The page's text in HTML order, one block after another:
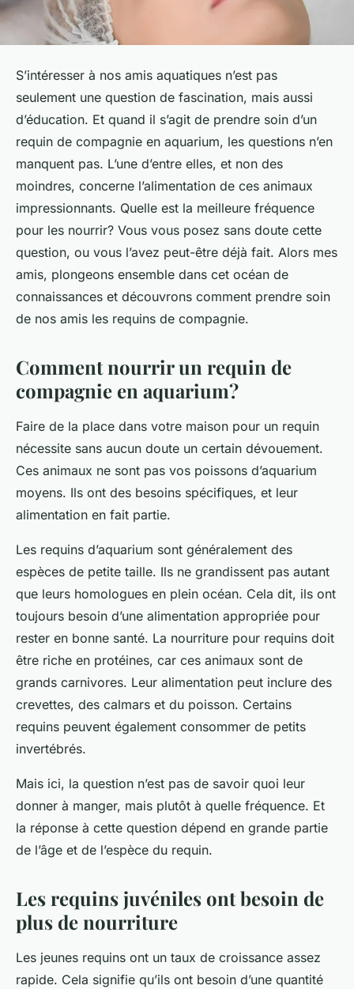
S’intéresser à nos amis aquatiques n’est pas
seulement une question de fascination, mais aussi
d’éducation. Et quand il s’agit de prendre soin d’un
requin de compagnie en aquarium, les questions n’en
manquent pas. L’une d’entre elles, et non des
moindres, concerne l’alimentation de ces animaux
impressionnants. Quelle est la meilleure fréquence
pour les nourrir? Vous vous posez sans doute cette
question, ou vous l’avez peut-être déjà fait. Alors mes
amis, plongeons ensemble dans cet océan de
connaissances et découvrons comment prendre soin
de nos amis les requins de compagnie.
Comment nourrir un requin de
compagnie en aquarium?
Faire de la place dans votre maison pour un requin
nécessite sans aucun doute un certain dévouement.
Ces animaux ne sont pas vos poissons d’aquarium
moyens. Ils ont des besoins spécifiques, et leur
alimentation en fait partie.
Les requins d’aquarium sont généralement des
espèces de petite taille. Ils ne grandissent pas autant
que leurs homologues en plein océan. Cela dit, ils ont
toujours besoin d’une alimentation appropriée pour
rester en bonne santé. La nourriture pour requins doit
être riche en protéines, car ces animaux sont de
grands carnivores. Leur alimentation peut inclure des
crevettes, des calmars et du poisson. Certains
requins peuvent également consommer de petits
invertébrés.
Mais ici, la question n’est pas de savoir quoi leur
donner à manger, mais plutôt à quelle fréquence. Et
la réponse à cette question dépend en grande partie
de l’âge et de l’espèce du requin.
Les requins juvéniles ont besoin de
plus de nourriture
Les jeunes requins ont un taux de croissance assez
rapide. Cela signifie qu’ils ont besoin d’une quantité